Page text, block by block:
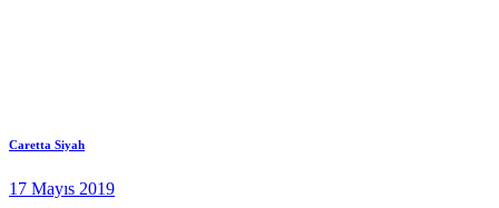
Caretta Siyah
17 Mayıs 2019